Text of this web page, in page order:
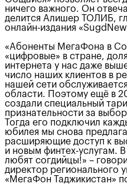
ничего важного. Он
делится Алишер ТОЛИБ,
онлайн-издания
«Абоненты МегаФона в
«цифровые» в стране,
интернета у нас даже
число наших клиентов в
нашей сети
области. Поэтому ещё в
создали специальный
признательности за
Тогда его подключил
юбилея мы снова
расширяющие доступ к
и новым финтех-услугам.
любят согдийцы!» –
директор регионального
«МегаФон Таджикистан»